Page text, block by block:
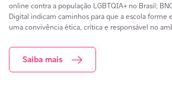
online contra a população LGBTQIA+ no Brasil;
Digital indicam caminhos para que a escola forme
uma convivência ética, crítica e responsável no
Saiba mais